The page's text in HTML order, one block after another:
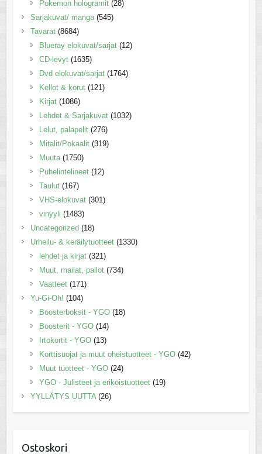
Pokemon hologramit (28)
Sarjakuvat/ manga (545)
Tavarat (8684)
Blueray elokuvat/sarjat (12)
CD-levyt (1635)
Dvd elokuvat/sarjat (1764)
Kellot & korut (121)
Kirjat (1086)
Lehdet & Sarjakuvat (1032)
Lelut, palapelit (276)
Mitalit/Pokaalit (319)
Muuta (1750)
Puhelintelineet (12)
Taulut (167)
VHS-elokuvat (301)
vinyyli (1483)
Uncategorized (18)
Urheilu- & keräilytuotteet (1330)
lehdet ja kirjat (321)
Muut, mailat, pallot (734)
Vaatteet (171)
Yu-Gi-Oh! (104)
Boosterboksit - YGO (18)
Boosterit - YGO (14)
Irtokortit - YGO (13)
Korttisuojat ja muut oheistuotteet - YGO (42)
Muut tuotteet - YGO (24)
YGO - Julisteet ja erikoistuotteet (19)
YYLLÄTYS UUTTA (26)
Ostoskori